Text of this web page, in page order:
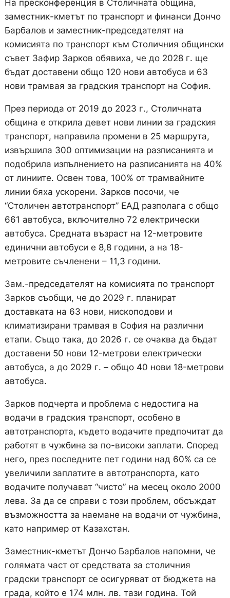
На пресконференция в Столичната община,
заместник-кметът по транспорт и финанси Дончо
Барбалов и заместник-председателят на
комисията по транспорт към Столичния общински
съвет Зафир Зарков обявиха, че до 2028 г. ще
бъдат доставени общо 120 нови автобуса и 63
нови трамвая за градския транспорт на София.
През периода от 2019 до 2023 г., Столичната
община е открила девет нови линии за градския
транспорт, направила промени в 25 маршрута,
извършила 300 оптимизации на разписанията и
подобрила изпълнението на разписанията на 40%
от линиите. Освен това, 100% от трамвайните
линии бяха ускорени. Зарков посочи, че
“Столичен автотранспорт” ЕАД разполага с общо
661 автобуса, включително 72 електрически
автобуса. Средната възраст на 12-метровите
единични автобуси е 8,8 години, а на 18-
метровите съчленени – 11,3 години.
Зам.-председателят на комисията по транспорт
Зарков съобщи, че до 2029 г. планират
доставката на 63 нови, нископодови и
климатизирани трамвая в София на различни
етапи. Също така, до 2026 г. се очаква да бъдат
доставени 50 нови 12-метрови електрически
автобуса, а до 2029 г. – общо 40 нови 18-метрови
автобуса.
Зарков подчерта и проблема с недостига на
водачи в градския транспорт, особено в
автотранспорта, където водачите предпочитат да
работят в чужбина за по-високи заплати. Според
него, през последните пет години над 60% са се
увеличили заплатите в автотранспорта, като
водачите получават “чисто” на месец около 2000
лева. За да се справи с този проблем, обсъждат
възможността за наемане на водачи от чужбина,
като например от Казахстан.
Заместник-кметът Дончо Барбалов напомни, че
голямата част от средствата за столичния
градски транспорт се осигуряват от бюджета на
града, който е 174 млн. лв. тази година. Той